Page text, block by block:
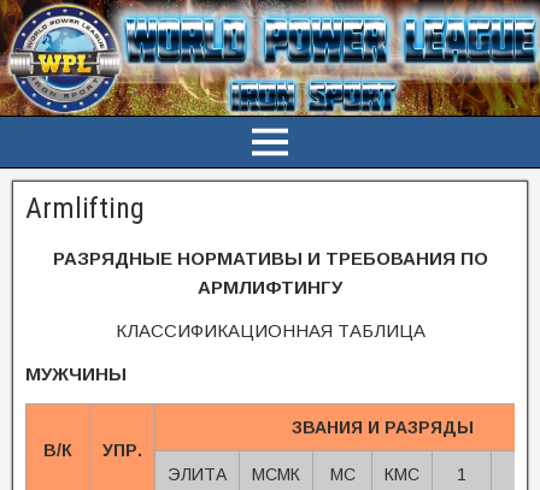
Armlifting
РАЗРЯДНЫЕ НОРМАТИВЫ И ТРЕБОВАНИЯ ПО
АРМЛИФТИНГУ
КЛАССИФИКАЦИОННАЯ ТАБЛИЦА
МУЖЧИНЫ
В/К УПР.
ЗВАНИЯ И РАЗРЯДЫ
ЭЛИТА МСМК МС КМС 1